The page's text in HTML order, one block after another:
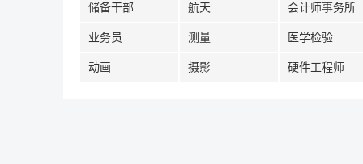
储备干部 航天 会计师事务所
业务员 测量 医学检验
动画 摄影 硬件工程师